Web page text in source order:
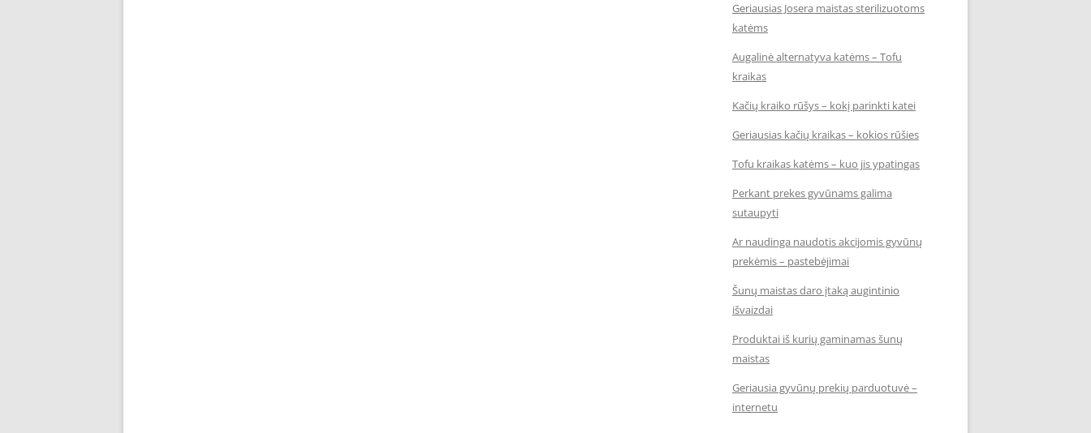
Geriausias Josera maistas sterilizuotoms
katėms
Augalinė alternatyva katėms – Tofu
kraikas
Kačių kraiko rūšys – kokį parinkti katei
Geriausias kačių kraikas – kokios rūšies
Tofu kraikas katėms – kuo jis ypatingas
Perkant prekes gyvūnams galima
sutaupyti
Ar naudinga naudotis akcijomis gyvūnų
prekėmis – pastebėjimai
Šunų maistas daro įtaką augintinio
išvaizdai
Produktai iš kurių gaminamas šunų
maistas
Geriausia gyvūnų prekių parduotuvė –
internetu